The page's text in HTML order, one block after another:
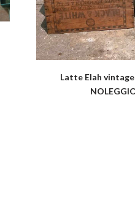
Latte Elah vintage